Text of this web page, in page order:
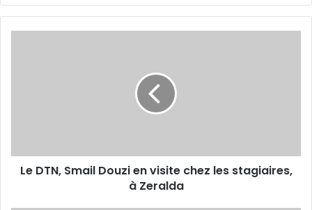
stagiaires,
Le DTN, Smail Douzi en visite chez les stagiaires,
à Zeralda